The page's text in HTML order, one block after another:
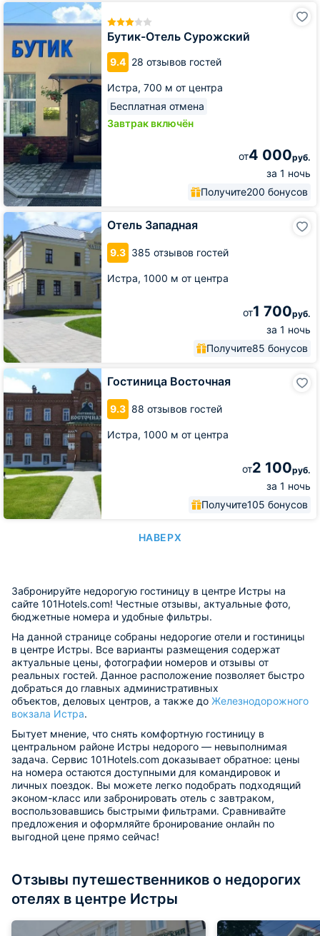
Бутик-Отель Сурожский
9.4 28 отзывов гостей
Истра, 700 м от центра
Бесплатная отмена
Завтрак включён
от4 000руб.
за 1 ночь
Получите200 бонусов
Бутик-
Отель
Отель Западная
9.3 385 отзывов гостей
Истра, 1000 м от центра
от1 700руб.
за 1 ночь
Получите85 бонусов
Отель
Западная
Гостиница Восточная
9.3 88 отзывов гостей
Истра, 1000 м от центра
от2 100руб.
за 1 ночь
Получите105 бонусов
Гостиница
Восточная
НАВЕРХ
Забронируйте недорогую гостиницу в центре Истры на
сайте 101Hotels.com! Честные отзывы, актуальные фото,
бюджетные номера и удобные фильтры.
На данной странице собраны недорогие отели и гостиницы
в центре Истры. Все варианты размещения содержат
актуальные цены, фотографии номеров и отзывы от
реальных гостей. Данное расположение позволяет быстро
добраться до главных административных
объектов, деловых центров, а также до Железнодорожного
вокзала Истра.
Бытует мнение, что снять комфортную гостиницу в
центральном районе Истры недорого — невыполнимая
задача. Сервис 101Hotels.com доказывает обратное: цены
на номера остаются доступными для командировок и
личных поездок. Вы можете легко подобрать подходящий
эконом-класс или забронировать отель с завтраком,
воспользовавшись быстрыми фильтрами. Сравнивайте
предложения и оформляйте бронирование онлайн по
выгодной цене прямо сейчас!
Отзывы путешественников о недорогих
отелях в центре Истры